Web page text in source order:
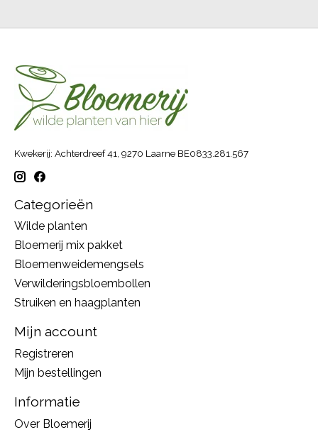
Kwekerij: Achterdreef 41, 9270 Laarne BE0833.281.567
Categorieën
Wilde planten
Bloemerij mix pakket
Bloemenweidemengsels
Verwilderingsbloembollen
Struiken en haagplanten
Mijn account
Registreren
Mijn bestellingen
Informatie
Over Bloemerij